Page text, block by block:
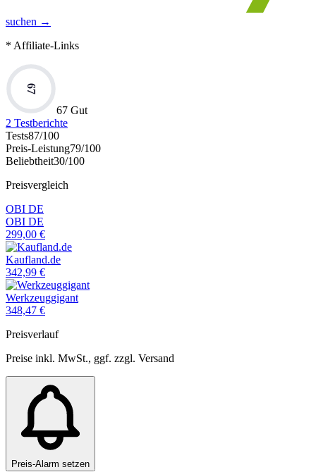
suchen →
* Affiliate-Links
67
67 Gut
2 Testberichte
Tests87/100
Preis-Leistung79/100
Beliebtheit30/100
Preisvergleich
OBI DE
OBI DE
299,00 €
Kaufland.de
342,99 €
Werkzeuggigant
348,47 €
Preisverlauf
Preise inkl. MwSt., ggf. zzgl. Versand
Preis-Alarm setzen